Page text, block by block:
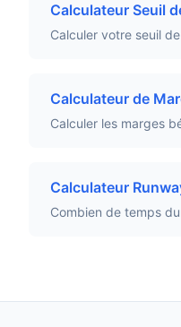
Calculateur Seuil
Calculer votre seuil
Calculateur de
Calculer les marges
Calculateur
Combien de temps